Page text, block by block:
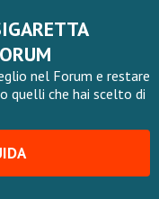
nel Forum e restare
quelli che hai scelto di